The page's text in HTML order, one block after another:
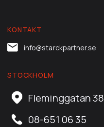
KONTAKT
info@starckpartner.se
STOCKHOLM
Fleminggatan 38
08-651 06 35